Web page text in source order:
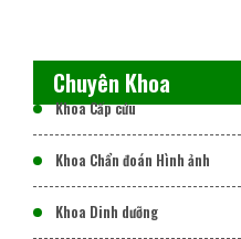
Chuyên Khoa
Khoa Cấp cứu
Khoa Chẩn đoán Hình ảnh
Khoa Dinh dưỡng